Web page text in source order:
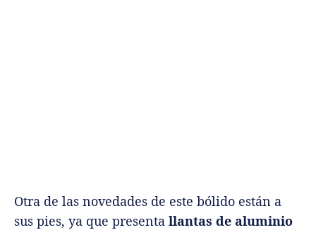
Otra de las novedades de este bólido están a
sus pies, ya que presenta llantas de aluminio